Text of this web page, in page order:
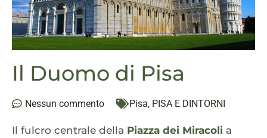
Il Duomo di Pisa
Nessun commento Pisa, PISA E DINTORNI
Il fulcro centrale della Piazza dei Miracoli a